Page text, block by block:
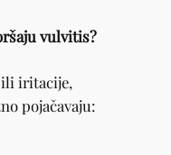
vulvitis?
ili iritacije,
pojačavaju: